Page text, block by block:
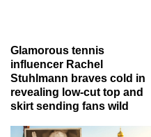
Glamorous tennis
influencer Rachel
Stuhlmann braves cold in
revealing low-cut top and
skirt sending fans wild